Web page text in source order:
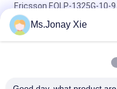
Ericsson EOLP-1325G-10-
SFP28 SMF 1310nm LC ト
FTLF8546P5BCV 850NM オ
FINISAR FTLX1471D3BCL
Ms.Jonay Xie